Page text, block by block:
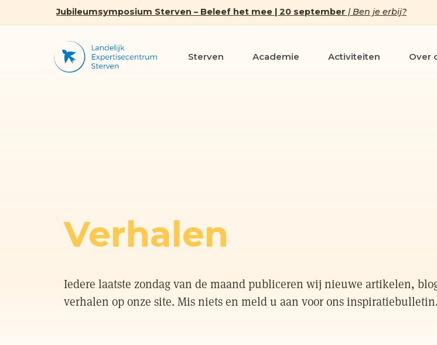
Jubileumsymposium Sterven – Beleef het mee | 20 september | Ben je erbij?
Sterven Academie Activiteiten Over
Verhalen
Iedere laatste zondag van de maand publiceren wij nieuwe artikelen,
verhalen op onze site. Mis niets en meld u aan voor ons inspiratiebulletin.